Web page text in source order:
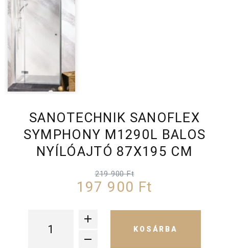
SANOTECHNIK SANOFLEX
SYMPHONY M1290L BALOS
NYÍLÓAJTÓ 87X195 CM
219 900 Ft
197 900 Ft
KOSÁRBA